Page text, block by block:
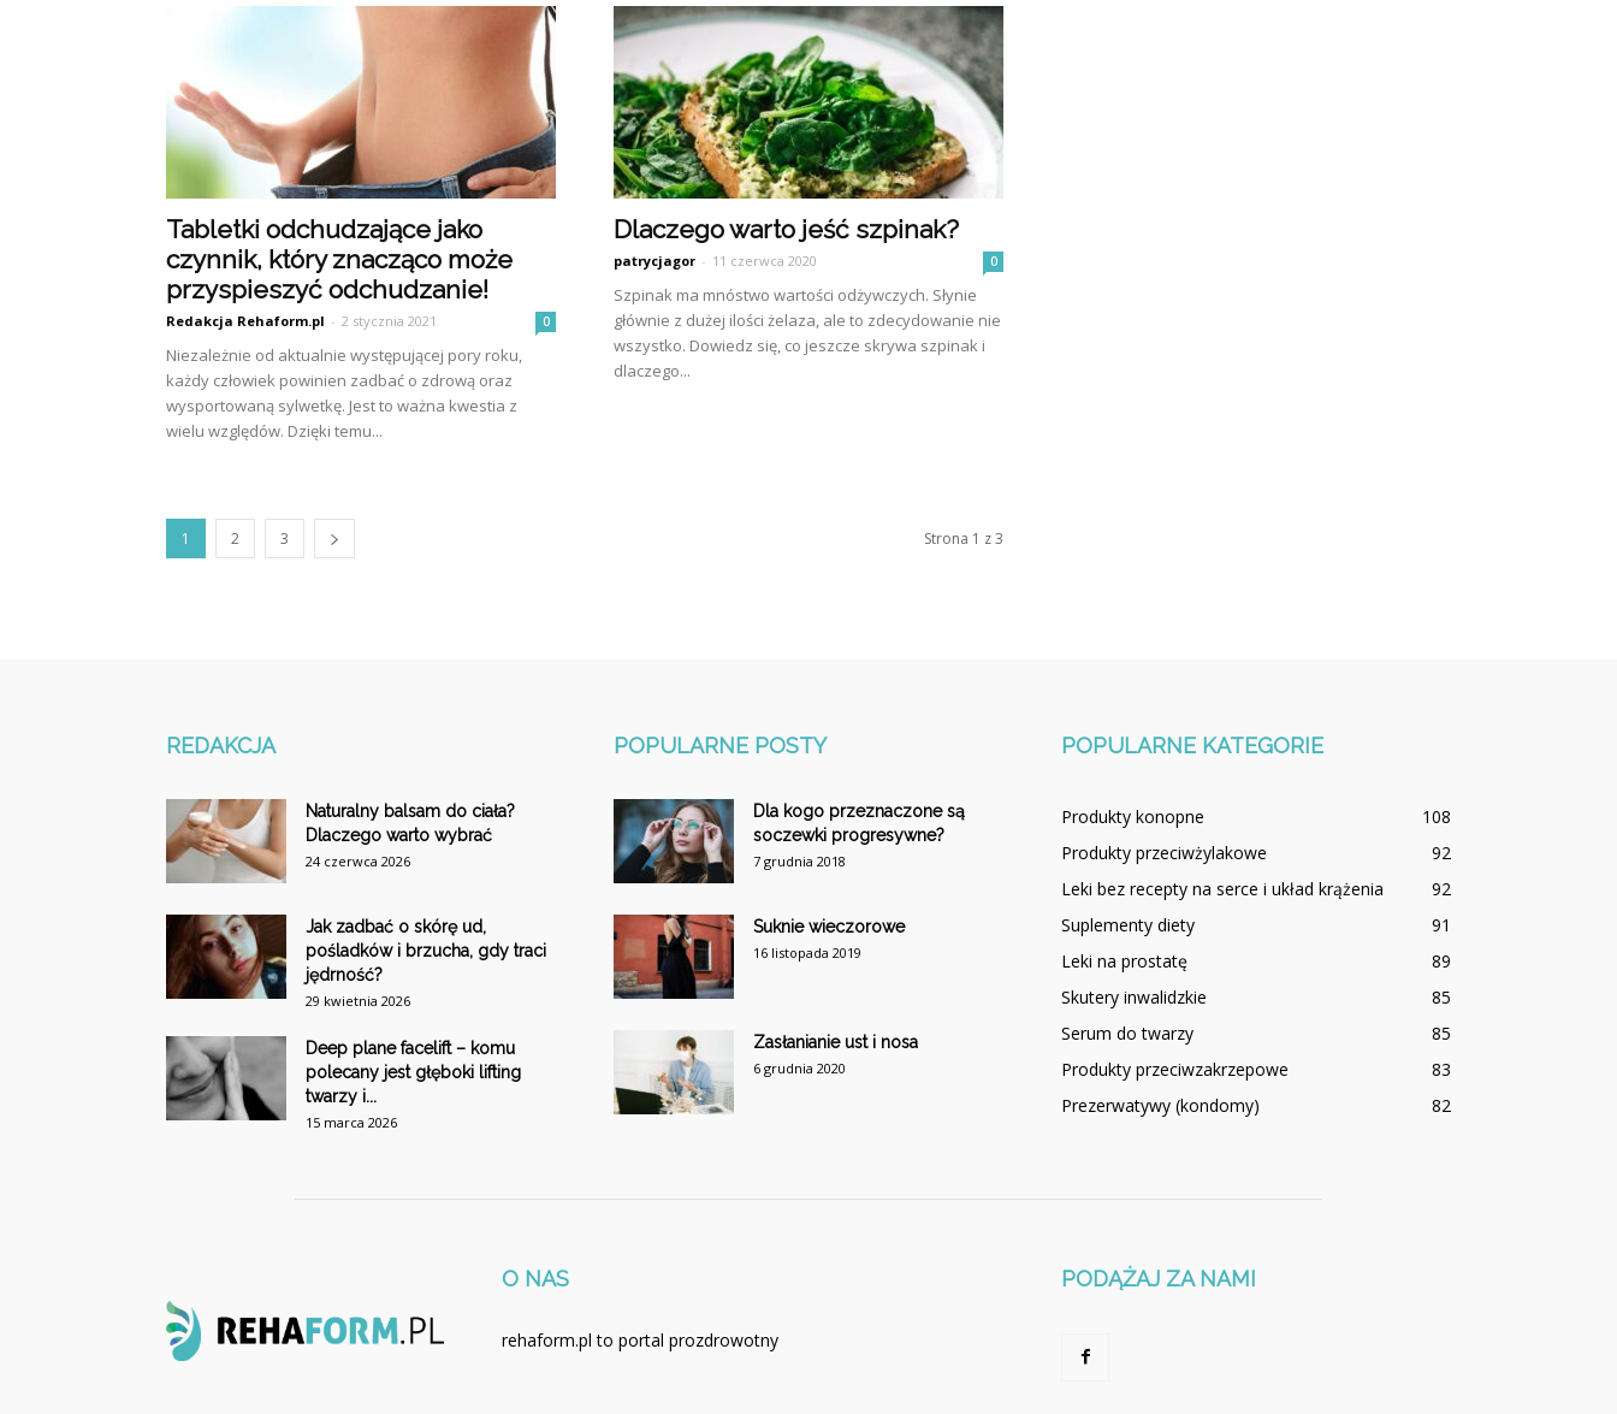
Tabletki odchudzające jako
czynnik, który znacząco może
przyspieszyć odchudzanie!
Redakcja Rehaform.pl - 2 stycznia 2021 0
Niezależnie od aktualnie występującej pory roku,
każdy człowiek powinien zadbać o zdrową oraz
wysportowaną sylwetkę. Jest to ważna kwestia z
wielu względów. Dzięki temu...
Dlaczego warto jeść szpinak?
patrycjagor - 11 czerwca 2020 0
Szpinak ma mnóstwo wartości odżywczych. Słynie
głównie z dużej ilości żelaza, ale to zdecydowanie nie
wszystko. Dowiedz się, co jeszcze skrywa szpinak i
dlaczego...
1 2 3 Strona 1 z 3
REDAKCJA
Naturalny balsam do ciała?
Dlaczego warto wybrać
24 czerwca 2026
Jak zadbać o skórę ud,
pośladków i brzucha, gdy traci
jędrność?
29 kwietnia 2026
Deep plane facelift – komu
polecany jest głęboki lifting
twarzy i...
15 marca 2026
POPULARNE POSTY
Dla kogo przeznaczone są
soczewki progresywne?
7 grudnia 2018
Suknie wieczorowe
16 listopada 2019
Zasłanianie ust i nosa
6 grudnia 2020
POPULARNE KATEGORIE
Produkty konopne
108
Produkty przeciwżylakowe
92
Leki bez recepty na serce i układ krążenia
92
Suplementy diety
91
Leki na prostatę
89
Skutery inwalidzkie
85
Serum do twarzy
85
Produkty przeciwzakrzepowe
83
Prezerwatywy (kondomy)
82
O NAS
rehaform.pl to portal prozdrowotny
PODĄŻAJ ZA NAMI